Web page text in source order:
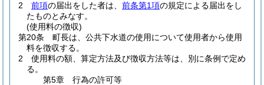
2
前項の届出をした者は、 前条第1項の規定による届出をし
たものとみなす。
(使用料の徴収)
第20条
町長は、公共下水道の使用について使用者から使用
料を徴収する。
2
使用料の額、算定方法及び徴収方法等は、別に条例で定め
る。
第5章
行為の許可等